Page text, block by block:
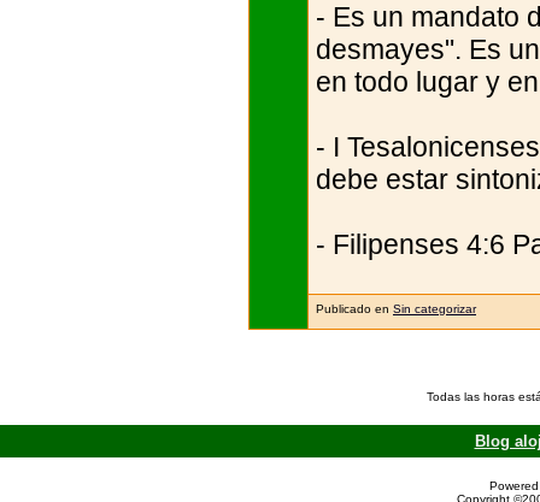
- Es un mandato
desmayes". Es
en todo lugar y
- I
debe estar
- Filipenses 4:6
Publicado en Sin categorizar
Todas las horas
Blog